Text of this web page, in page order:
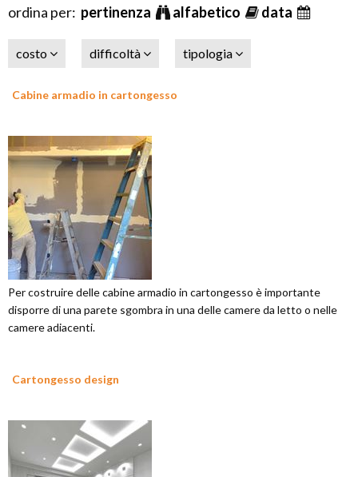
ordina per: pertinenza alfabetico data
costo difficoltà tipologia
Cabine armadio in cartongesso
Per costruire delle cabine armadio in cartongesso è importante
disporre di una parete sgombra in una delle camere da letto o nelle
camere adiacenti.
Cartongesso design